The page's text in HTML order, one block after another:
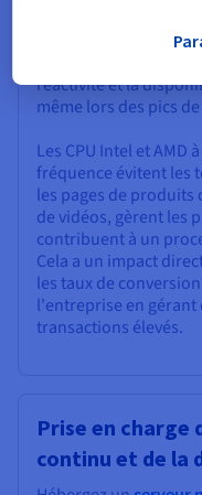
Un serveur à large
et une RAM
réactivité et la
même lors des pics
Les CPU Intel et AMD
fréquence évitent les
les pages de produits
de vidéos, gèrent les
contribuent à un
Cela a un impact
les taux de
l'entreprise en gérant
transactions élevés.
Prise en charge
continu et de la